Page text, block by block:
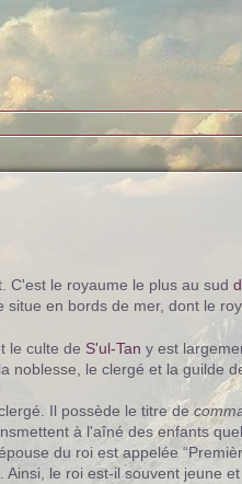
C'est le royaume le plus au sud
en bords de mer, dont le
le culte de S'ul-Tan y est
noblesse, le clergé et la guilde
Il possède le titre de
à l'aîné des enfants
du roi est appelée
le roi est-il souvent jeune